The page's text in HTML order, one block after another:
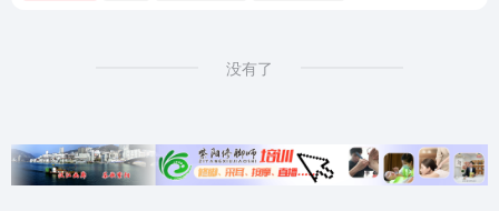
没有了